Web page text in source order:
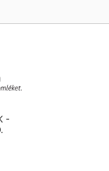
-